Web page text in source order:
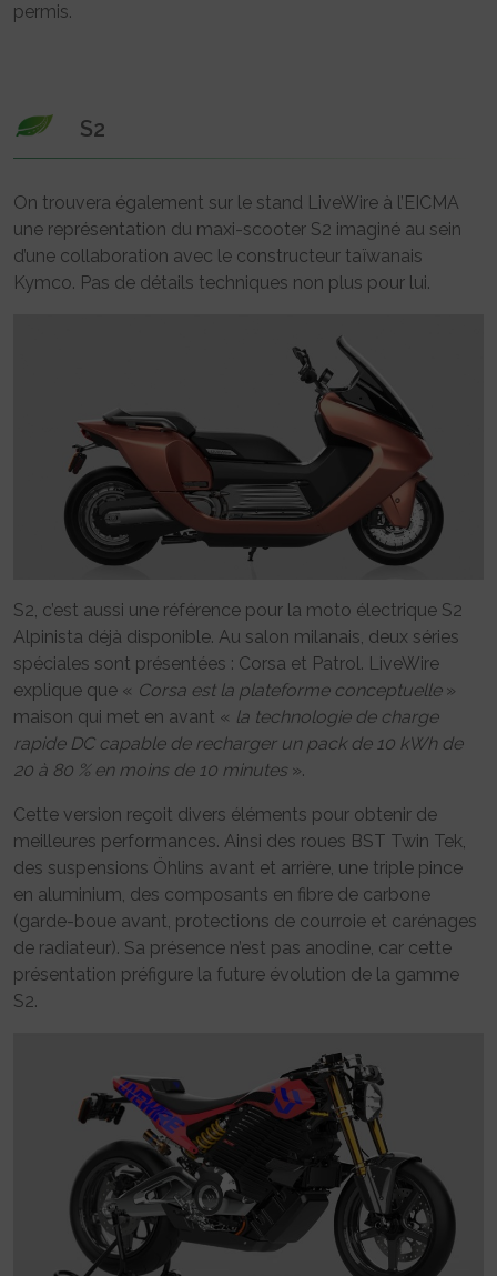
permis.
S2
On trouvera également sur le stand LiveWire à l’EICMA
une représentation du maxi-scooter S2 imaginé au sein
d’une collaboration avec le constructeur taïwanais
Kymco. Pas de détails techniques non plus pour lui.
S2, c’est aussi une référence pour la moto électrique S2
Alpinista déjà disponible. Au salon milanais, deux séries
spéciales sont présentées : Corsa et Patrol. LiveWire
explique que « Corsa est la plateforme conceptuelle»
maison qui met en avant « la technologie de charge
rapide DC capable de recharger un pack de 10 kWh de
20 à 80 % en moins de 10 minutes».
Cette version reçoit divers éléments pour obtenir de
meilleures performances. Ainsi des roues BST Twin Tek,
des suspensions Öhlins avant et arrière, une triple pince
en aluminium, des composants en fibre de carbone
(garde-boue avant, protections de courroie et carénages
de radiateur). Sa présence n’est pas anodine, car cette
présentation préfigure la future évolution de la gamme
S2.